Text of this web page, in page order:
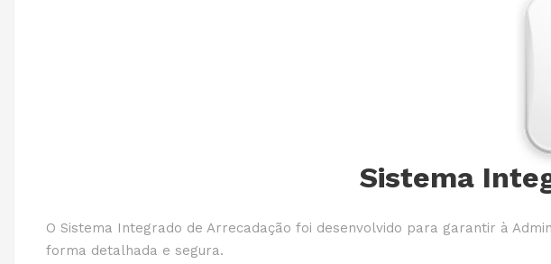
Sistema
O Sistema Integrado de Arrecadação foi desenvolvido para garantir à
forma detalhada e segura.